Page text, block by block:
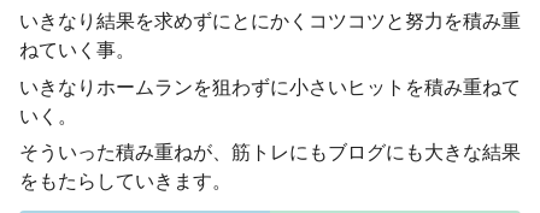
いきなり結果を求めずにとにかくコツコツと努力を積み重
ねていく事。
いきなりホームランを狙わずに小さいヒットを積み重ねて
いく。
そういった積み重ねが、筋トレにもブログにも大きな結果
をもたらしていきます。